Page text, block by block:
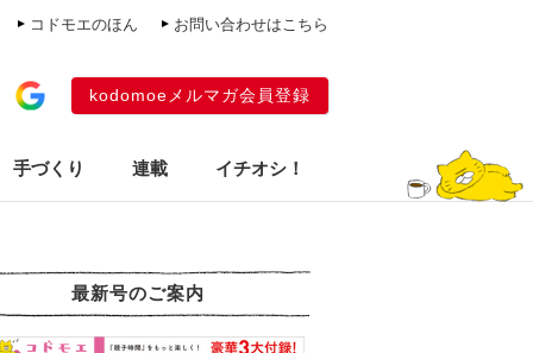
コドモエのほん お問い合わせはこちら
kodomoeメルマガ会員登録
手づくり 連載 イチオシ！
最新号のご案内